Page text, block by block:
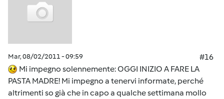
Mar, 08/02/2011 - 09:59
#16
Mi impegno solennemente: OGGI INIZIO A FARE LA
PASTA MADRE! Mi impegno a tenervi informate, perché
altrimenti so già che in capo a qualche settimana mollo